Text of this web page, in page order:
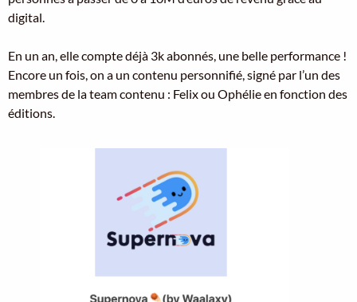
digital.
En un an, elle compte déjà 3k abonnés, une belle performance !
Encore un fois, on a un contenu personnifié, signé par l’un des
membres de la team contenu : Felix ou Ophélie en fonction des
éditions.